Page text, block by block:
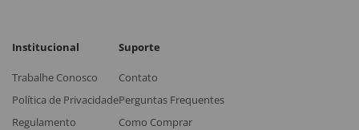
Institucional
Trabalhe Conosco
Política de Privacidade
Regulamento
Suporte
Contato
Perguntas Frequentes
Como Comprar